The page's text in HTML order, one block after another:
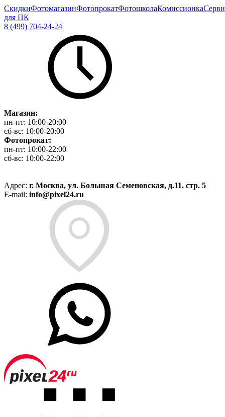
СкидкиФотомагазинФотопрокатФотошколаКомиссионка
для ПК
8 (499) 704-24-24
Магазин:
пн-пт: 10:00-20:00
сб-вс: 10:00-20:00
Фотопрокат:
пн-пт: 10:00-22:00
сб-вс: 10:00-22:00
Адрес: г. Москва, ул. Большая Семеновская, д.11. стр. 5
E-mail: info@pixel24.ru